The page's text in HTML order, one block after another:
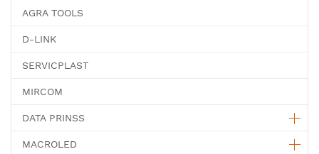
AGRA TOOLS
D-LINK
SERVICPLAST
MIRCOM
DATA PRINSS
MACROLED